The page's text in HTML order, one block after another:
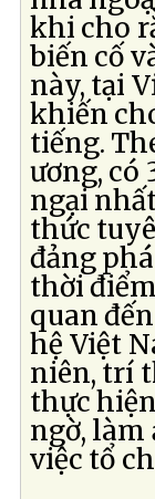
khi cho
biến cố
này, tại
khiến
tiếng.
ương, có
ngại
thức
đảng
thời
quan
hệ Việt
niên, trí
thực
ngờ, làm
việc tổ